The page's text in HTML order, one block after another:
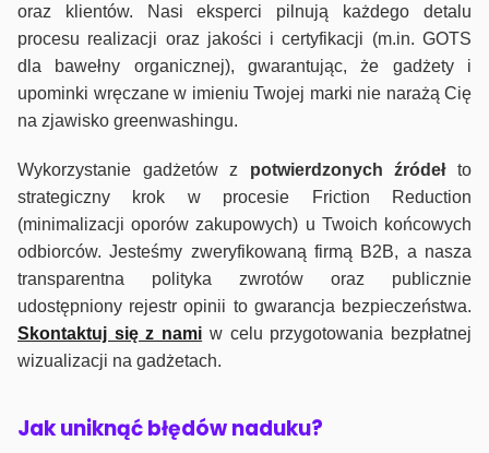
oraz klientów. Nasi eksperci pilnują każdego detalu
procesu realizacji oraz jakości i certyfikacji (m.in. GOTS
dla bawełny organicznej), gwarantując, że gadżety i
upominki wręczane w imieniu Twojej marki nie narażą Cię
na zjawisko greenwashingu.
Wykorzystanie gadżetów z potwierdzonych źródełto
strategiczny krok w procesie Friction Reduction
(minimalizacji oporów zakupowych) u Twoich końcowych
odbiorców. Jesteśmy zweryfikowaną firmą B2B, a nasza
transparentna polityka zwrotów oraz publicznie
udostępniony rejestr opinii to gwarancja bezpieczeństwa.
Skontaktuj się z nami w celu przygotowania bezpłatnej
wizualizacji na gadżetach.
Jak uniknąć błędów naduku?